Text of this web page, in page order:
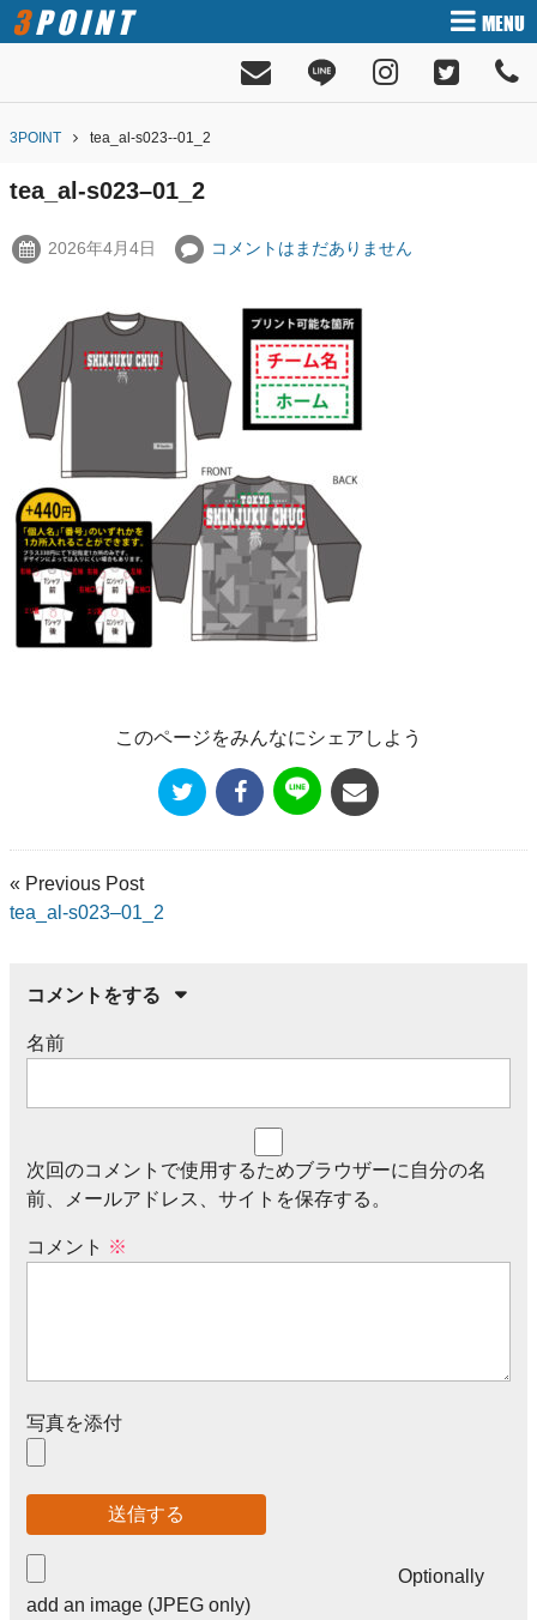
3POINT MENU
3POINT tea_al-s023--01_2
tea_al-s023–01_2
2026年4月4日 コメントはまだありません
このページをみんなにシェアしよう
« Previous Post
tea_al-s023–01_2
コメントをする
名前
次回のコメントで使用するためブラウザーに自分の名
前、メールアドレス、サイトを保存する。
コメント ※
写真を添付
Optionally
add an image (JPEG only)